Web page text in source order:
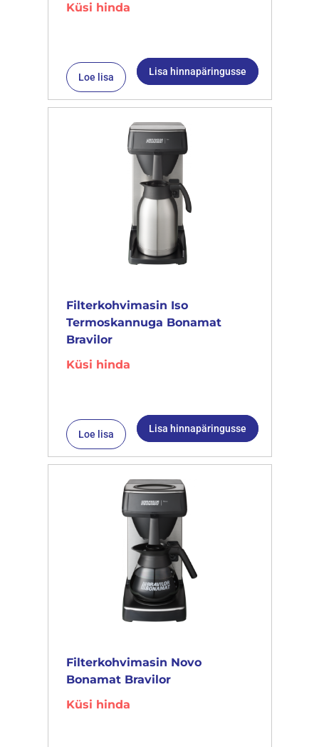
Küsi hinda
Loe lisa Lisa hinnapäringusse
Filterkohvimasin Iso
Termoskannuga Bonamat
Bravilor
Küsi hinda
Loe lisa Lisa hinnapäringusse
Filterkohvimasin Novo
Bonamat Bravilor
Küsi hinda